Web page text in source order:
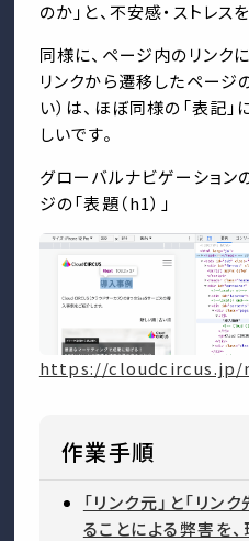
のか」と、不安感・ストレス
同様に、ページ内のリンク
リンクから遷移したページ
い）は、ほぼ同様の「表記
しいです。
グローバルナビゲーション
ジの「表題（h1）」
https://cloudcircus.jp/
作業手順
「リンク元」と「リン
ることによる弊害を